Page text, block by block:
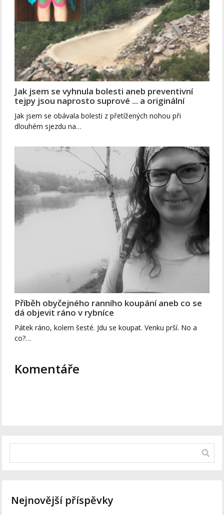
Jak jsem se vyhnula bolesti aneb preventivní
tejpy jsou naprosto suprové ... a originální
Jak jsem se obávala bolesti z přetížených nohou při
dlouhém sjezdu na…
Příběh obyčejného ranního koupání aneb co se
dá objevit ráno v rybníce
Pátek ráno, kolem šesté. Jdu se koupat. Venku prší. No a
co?…
Komentáře
Nejnovější příspěvky